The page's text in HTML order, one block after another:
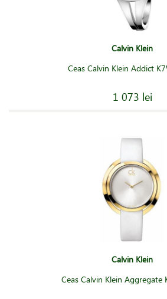
Calvin Klein
Ceas Calvin Klein Addict
1 073 lei
Calvin Klein
Ceas Calvin Klein Aggregate